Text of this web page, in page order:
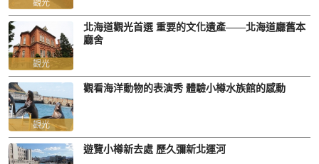
觀光
觀光
北海道觀光首選 重要的文化遺產——北海道廳舊本
廳舍
觀光
觀看海洋動物的表演秀 體驗小樽水族館的感動
遊覽小樽新去處 歷久彌新北運河